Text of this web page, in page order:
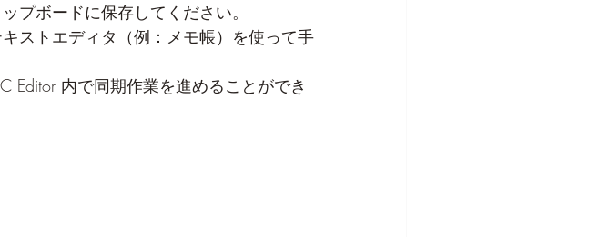
プボードに保存してください。
ストエディタ（例：メモ帳）を使って手
Editor 内で同期作業を進めることができ